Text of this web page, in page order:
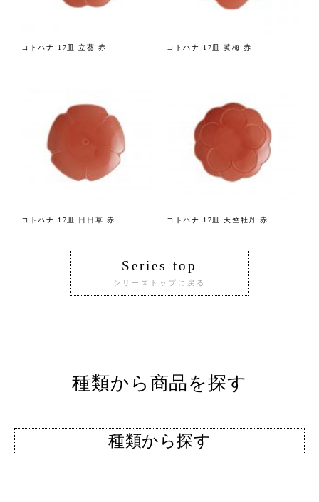
コトハナ 17皿 立葵 赤 コトハナ 17皿 黄梅 赤
コトハナ 17皿 日日草 赤 コトハナ 17皿 天竺牡丹 赤
Series top
シリーズトップに戻る
種類から商品を探す
種類から探す